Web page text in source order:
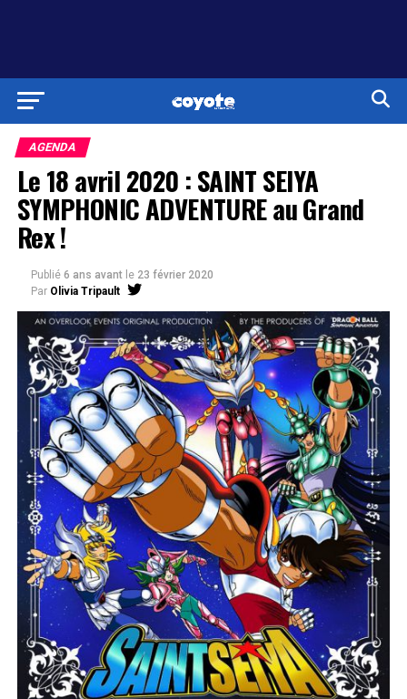
AGENDA
Le 18 avril 2020 : SAINT SEIYA
SYMPHONIC ADVENTURE au Grand
Rex !
Publié 6 ans avant le 23 février 2020
Par Olivia Tripault